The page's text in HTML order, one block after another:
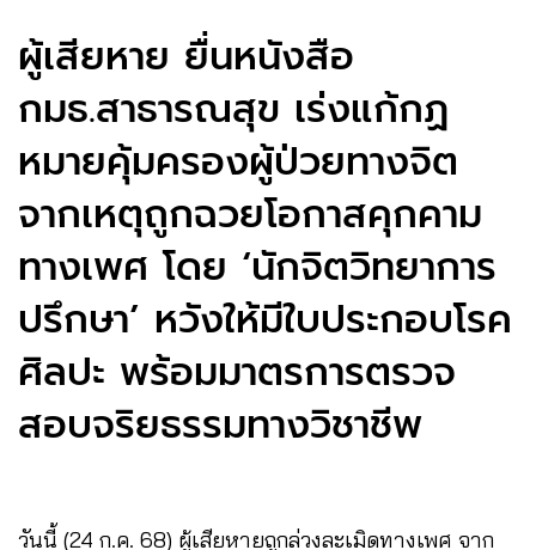
ผู้เสียหาย ยื่นหนังสือ
กมธ.สาธารณสุข เร่งแก้กฏ
หมายคุ้มครองผู้ป่วยทางจิต
จากเหตุถูกฉวยโอกาสคุกคาม
ทางเพศ โดย ‘นักจิตวิทยาการ
ปรึกษา’ หวังให้มีใบประกอบโรค
ศิลปะ พร้อมมาตรการตรวจ
สอบจริยธรรมทางวิชาชีพ
วันนี้ (24 ก.ค. 68) ผู้เสียหายถูกล่วงละเมิดทางเพศ จาก